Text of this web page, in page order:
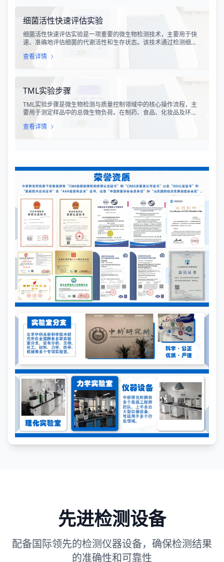
细菌活性快速评估实验
细菌活性快速评估实验是一项重要的微生物检测技术，主要用于快
速、准确地评估细菌的代谢活性和生存状态。该技术通过检测细菌
细菌活性的定量数据，为环境监测、食品安全、医药研发和工业生
查看详情
TML实验步骤
TML实验步骤是微生物检测与质量控制领域中的核心操作流程，主
要用于测定样品中的总微生物负荷。在制药、食品、化妆品及环境
量、安全性以及生产过程控制水平的关键指标。通过对样品中需氧
查看详情
先进检测设备
配备国际领先的检测仪器设备，确保检测结果
的准确性和可靠性